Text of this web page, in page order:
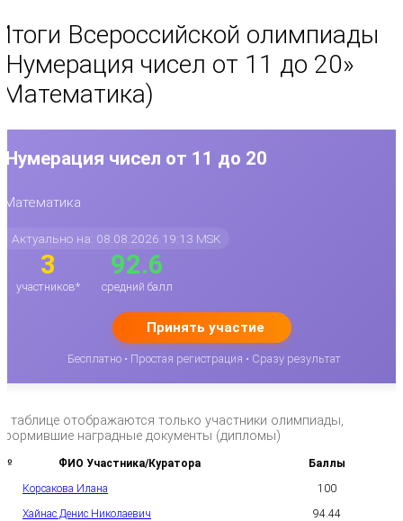
Всероссийской олимпиады
Нумерация чисел от 11 до 20»
Нумерация чисел от 11 до 20
Математика
Актуально на: 08.08.2026 19:13 MSK
3
участников*
92.6
средний балл
Принять участие
Бесплатно • Простая регистрация • Сразу результат
таблице отображаются только участники олимпиады,
наградные документы (дипломы)
№ ФИО Участника/Куратора Баллы
Корсакова Илана 100
Хайнас Денис Николаевич 94.44